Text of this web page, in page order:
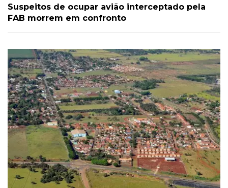
Suspeitos de ocupar avião interceptado pela
FAB morrem em confronto